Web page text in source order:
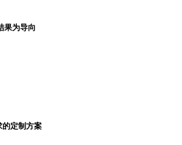
果为导向
的定制方案